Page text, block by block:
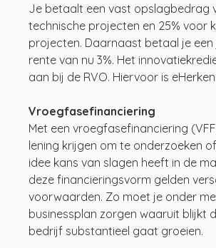
Je betaalt een vast opslagbedrag
technische projecten en 25% voor
projecten. Daarnaast betaal je een
rente van nu 3%. Het
aan bij de RVO. Hiervoor is
Vroegfasefinanciering
Met een vroegfasefinanciering
lening krijgen om te onderzoeken
idee kans van slagen heeft in de
deze financieringsvorm gelden
voorwaarden. Zo moet je onder
businessplan zorgen waaruit blijkt
bedrijf substantieel gaat groeien.